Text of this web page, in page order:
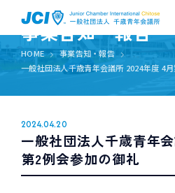
事業告知・報告
HOME
事業告知・報告
一般社団法人千歳青年会議所 2024年度 4
2024.04.20
一般社団法人千歳青年
第2例会参加の御礼